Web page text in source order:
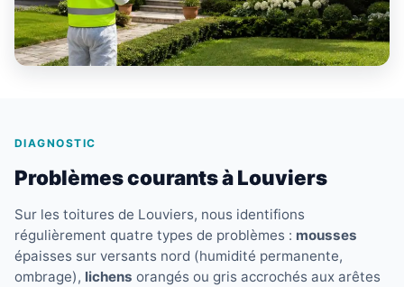
DIAGNOSTIC
Problèmes courants à Louviers
Sur les toitures de Louviers, nous identifions
régulièrement quatre types de problèmes : mousses
épaisses sur versants nord (humidité permanente,
ombrage), lichens orangés ou gris accrochés aux arêtes